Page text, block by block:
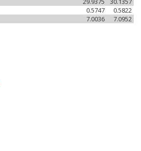
0.5822
0.5747
7.0952
7.0036